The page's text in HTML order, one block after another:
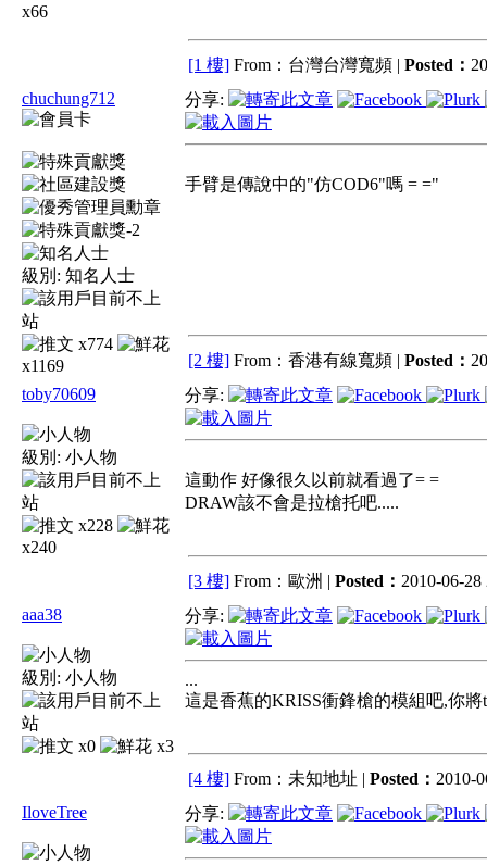
x66
[1 樓] From：台灣台灣寬頻 | Posted：
chuchung712
級別: 知名人士
x774
x1169
分享:
手臂是傳說中的"仿COD6"嗎 = ="
[2 樓] From：香港有線寬頻 | Posted：
toby70609
級別: 小人物
x228
x240
分享:
這動作 好像很久以前就看過了= =
DRAW該不會是拉槍托吧.....
[3 樓] From：歐洲 | Posted： 2010-06-28
aaa38
級別: 小人物
x0 x3
分享:
...
這是香蕉的KRISS衝鋒槍的模組吧,你將
[4 樓] From：未知地址 | Posted： 2010-
IloveTree
分享: